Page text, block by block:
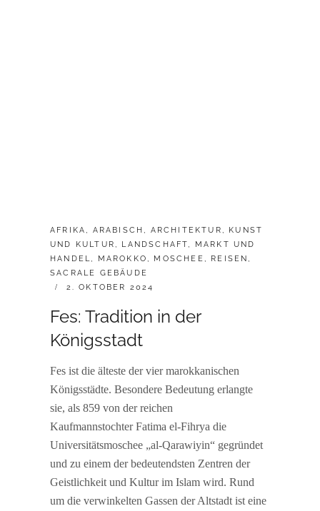
CATEGORIES:
AFRIKA, ARABISCH, ARCHITEKTUR, KUNST
UND KULTUR, LANDSCHAFT, MARKT UND
HANDEL, MAROKKO, MOSCHEE, REISEN,
SACRALE GEBÄUDE
POSTED
2. OKTOBER 2024
Fes: Tradition in der
Königsstadt
Fes ist die älteste der vier marokkanischen
Königsstädte. Besondere Bedeutung erlangte
sie, als 859 von der reichen
Kaufmannstochter Fatima el-Fihrya die
Universitätsmoschee „al-Qarawiyin“ gegründet
und zu einem der bedeutendsten Zentren der
Geistlichkeit und Kultur im Islam wird. Rund
um die verwinkelten Gassen der Altstadt ist eine